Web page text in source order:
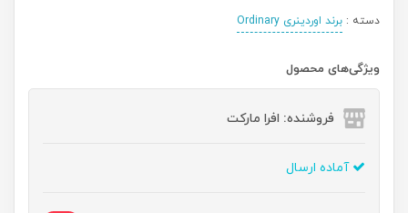
دسته : برند اوردینری Ordinary
ویژگی‌های محصول
فروشنده: افرا مارکت
آماده ارسال